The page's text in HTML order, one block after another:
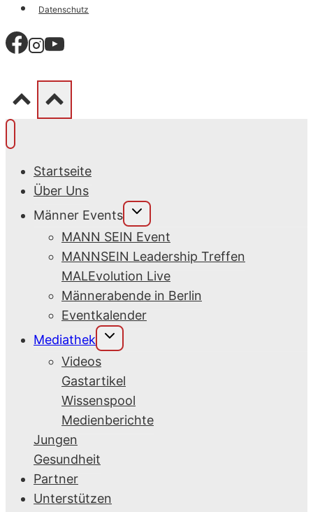
Datenschutz
Startseite
Über Uns
Männer Events
Untermenü
umschalten
MANN SEIN Event
MANNSEIN Leadership Treffen
MALEvolution Live
Männerabende in Berlin
Eventkalender
Mediathek
Untermenü
umschalten
Videos
Gastartikel
Wissenspool
Medienberichte
Jungen
Gesundheit
Partner
Unterstützen